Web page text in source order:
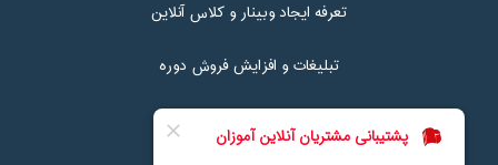
تعرفه ایجاد وبینار و کلاس آنلاین
تبلیغات و افزایش فروش دوره